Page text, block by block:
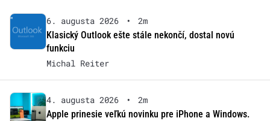
6. augusta 2026 •
2m
Klasický Outlook ešte stále nekončí, dostal novú
funkciu
Michal Reiter
4. augusta 2026 •
2m
Apple prinesie veľkú novinku pre iPhone a Windows.